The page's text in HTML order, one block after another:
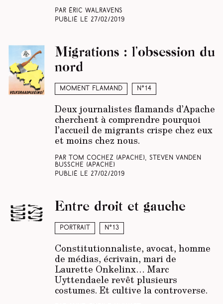
Par Éric Walravens
Publié le 27/02/2019
Moment Flamand N°14
Migrations : l’obsession du
nord
Deux journalistes flamands d’Apache
cherchent à comprendre pourquoi
l’accueil de migrants crispe chez eux
et moins chez nous.
Par Tom Cochez (Apache) , Steven Vanden
Bussche (Apache)
Publié le 27/02/2019
Portrait N°13
Entre droit et gauche
Constitutionnaliste, avocat, homme
de médias, écrivain, mari de
Laurette Onkelinx… Marc
Uyttendaele revêt plusieurs
costumes. Et cultive la controverse.